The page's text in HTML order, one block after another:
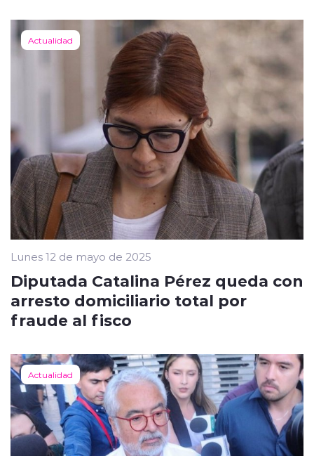
Actualidad
Lunes 12 de mayo de 2025
Diputada Catalina Pérez queda con
arresto domiciliario total por
fraude al fisco
Actualidad